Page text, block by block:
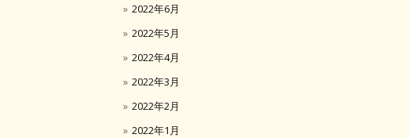
2022年6月
2022年5月
2022年4月
2022年3月
2022年2月
2022年1月